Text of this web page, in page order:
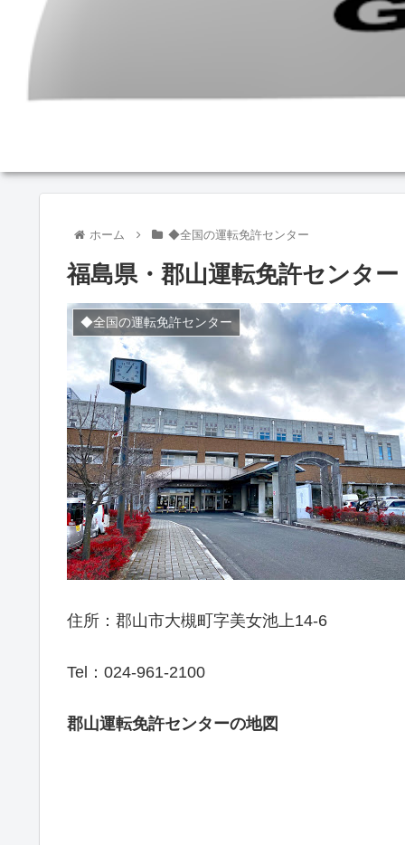
ホーム ◆全国の運転免許センター
福島県・郡山運転免許センター
◆全国の運転免許センター
住所：郡山市大槻町字美女池上14-6
Tel：024-961-2100
郡山運転免許センターの地図